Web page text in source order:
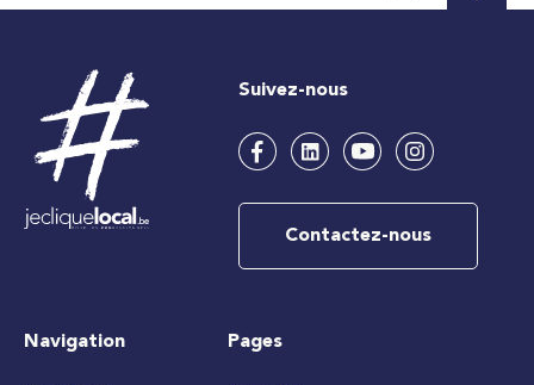
Suivez-nous
Contactez-nous
Navigation Pages